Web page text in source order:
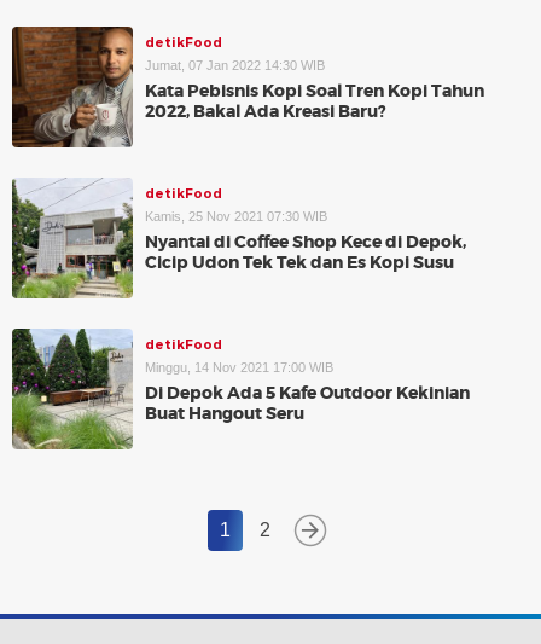
detikFood
Jumat, 07 Jan 2022 14:30 WIB
Kata Pebisnis Kopi Soal Tren Kopi Tahun
2022, Bakal Ada Kreasi Baru?
detikFood
Kamis, 25 Nov 2021 07:30 WIB
Nyantai di Coffee Shop Kece di Depok,
Cicip Udon Tek Tek dan Es Kopi Susu
detikFood
Minggu, 14 Nov 2021 17:00 WIB
Di Depok Ada 5 Kafe Outdoor Kekinian
Buat Hangout Seru
1 2